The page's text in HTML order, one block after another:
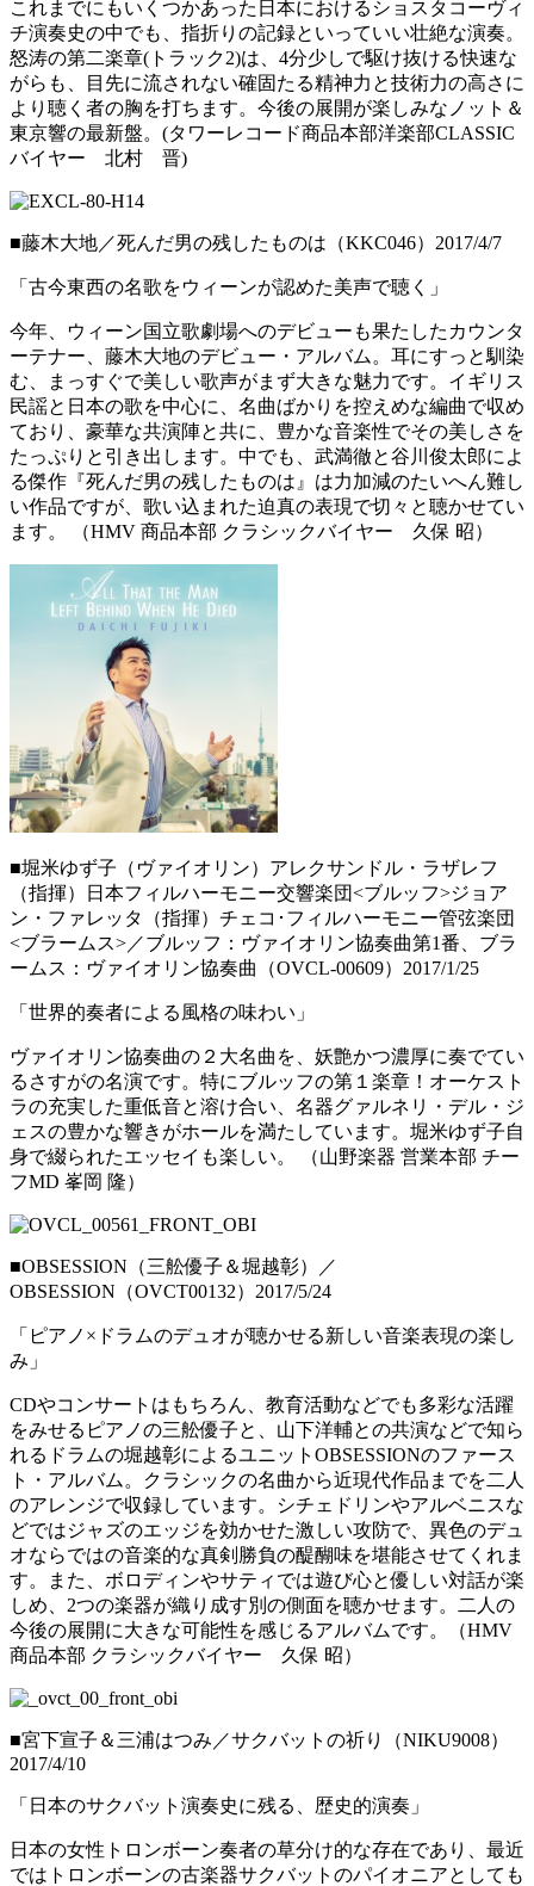
これまでにもいくつかあった日本におけるショスタコーヴィ
チ演奏史の中でも、指折りの記録といっていい壮絶な演奏。
怒涛の第二楽章(トラック2)は、4分少しで駆け抜ける快速な
がらも、目先に流されない確固たる精神力と技術力の高さに
より聴く者の胸を打ちます。今後の展開が楽しみなノット＆
東京響の最新盤。(タワーレコード商品本部洋楽部CLASSIC
バイヤー 北村 晋)
■藤木大地／死んだ男の残したものは（KKC046）2017/4/7
「古今東西の名歌をウィーンが認めた美声で聴く」
今年、ウィーン国立歌劇場へのデビューも果たしたカウンタ
ーテナー、藤木大地のデビュー・アルバム。耳にすっと馴染
む、まっすぐで美しい歌声がまず大きな魅力です。イギリス
民謡と日本の歌を中心に、名曲ばかりを控えめな編曲で収め
ており、豪華な共演陣と共に、豊かな音楽性でその美しさを
たっぷりと引き出します。中でも、武満徹と谷川俊太郎によ
る傑作『死んだ男の残したものは』は力加減のたいへん難し
い作品ですが、歌い込まれた迫真の表現で切々と聴かせてい
ます。 （HMV 商品本部 クラシックバイヤー 久保 昭）
■堀米ゆず子（ヴァイオリン）アレクサンドル・ラザレフ
（指揮）日本フィルハーモニー交響楽団<ブルッフ>ジョア
ン・ファレッタ（指揮）チェコ･フィルハーモニー管弦楽団
<ブラームス>／ブルッフ：ヴァイオリン協奏曲第1番、ブラ
ームス：ヴァイオリン協奏曲（OVCL-00609）2017/1/25
「世界的奏者による風格の味わい」
ヴァイオリン協奏曲の２大名曲を、妖艶かつ濃厚に奏でてい
るさすがの名演です。特にブルッフの第１楽章！オーケスト
ラの充実した重低音と溶け合い、名器グァルネリ・デル・ジ
ェスの豊かな響きがホールを満たしています。堀米ゆず子自
身で綴られたエッセイも楽しい。 （山野楽器 営業本部 チー
フMD 峯岡 隆）
■OBSESSION（三舩優子＆堀越彰）／
OBSESSION（OVCT00132）2017/5/24
「ピアノ×ドラムのデュオが聴かせる新しい音楽表現の楽し
み」
CDやコンサートはもちろん、教育活動などでも多彩な活躍
をみせるピアノの三舩優子と、山下洋輔との共演などで知ら
れるドラムの堀越彰によるユニットOBSESSIONのファース
ト・アルバム。クラシックの名曲から近現代作品までを二人
のアレンジで収録しています。シチェドリンやアルベニスな
どではジャズのエッジを効かせた激しい攻防で、異色のデュ
オならではの音楽的な真剣勝負の醍醐味を堪能させてくれま
す。また、ボロディンやサティでは遊び心と優しい対話が楽
しめ、2つの楽器が織り成す別の側面を聴かせます。二人の
今後の展開に大きな可能性を感じるアルバムです。（HMV
商品本部 クラシックバイヤー 久保 昭）
■宮下宣子＆三浦はつみ／サクバットの祈り（NIKU9008）
2017/4/10
「日本のサクバット演奏史に残る、歴史的演奏」
日本の女性トロンボーン奏者の草分け的な存在であり、最近
ではトロンボーンの古楽器サクバットのパイオニアとしても